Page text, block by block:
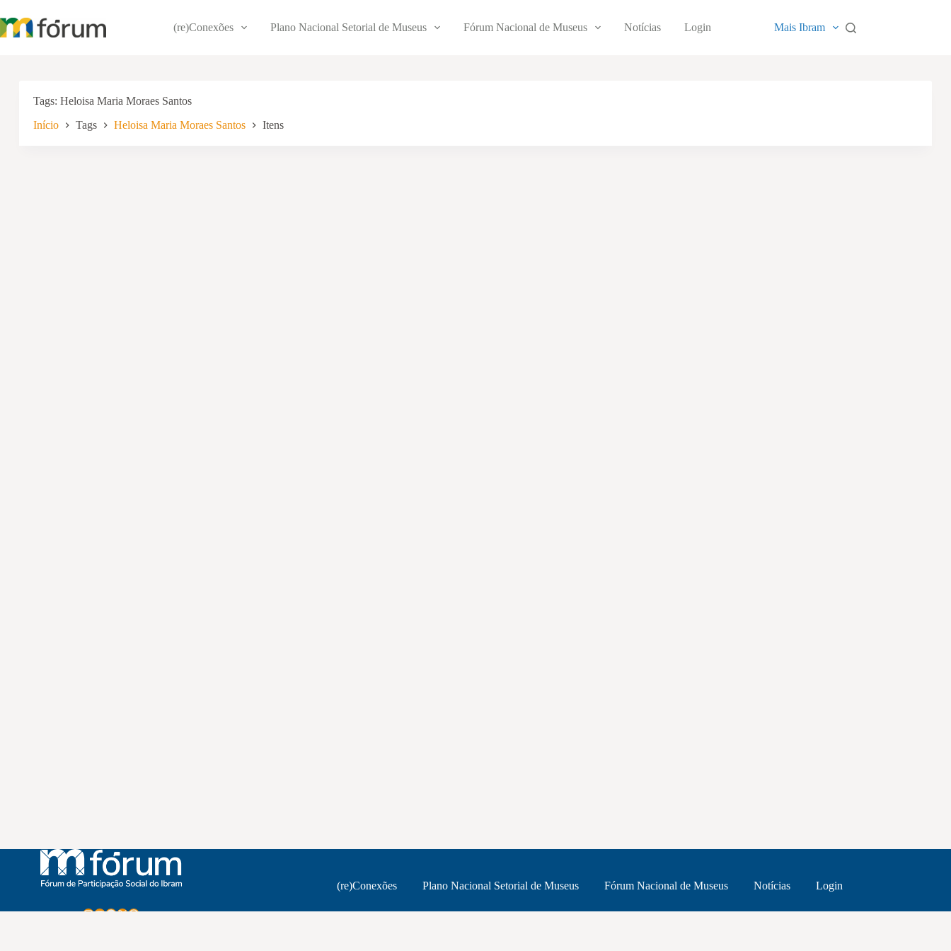
para
o
(re)Conexões Plano Nacional Setorial de Museus Fórum Nacional de Museus Notícias Login Mais Ibram
Tags Heloisa Maria Moraes Santos
Início Tags Heloisa Maria Moraes Santos Itens
Instagram
Youtube
Facebook
X WhatsApp
(re)Conexões Plano Nacional Setorial de Museus Fórum Nacional de Museus Notícias Login